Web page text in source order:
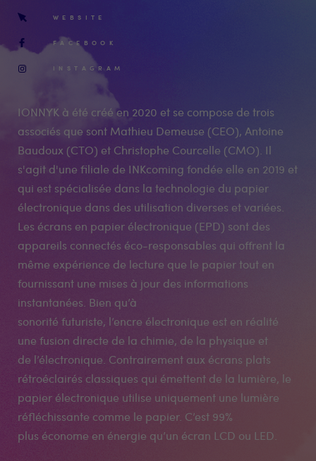
WEBSITE
FACEBOOK
INSTAGRAM
IONNYK à été créé en 2020 et se compose de trois
associés que sont Mathieu Demeuse (CEO), Antoine
Baudoux (CTO) et Christophe Courcelle (CMO). Il
s'agit d'une filiale de INKcoming fondée elle en 2019 et
qui est spécialisée dans la technologie du papier
électronique dans des utilisation diverses et variées.
Les écrans en papier électronique (EPD) sont des
appareils connectés éco-responsables qui offrent la
même expérience de lecture que le papier tout en
fournissant une mises à jour des informations
instantanées. Bien qu’à
sonorité futuriste, l’encre électronique est en réalité
une fusion directe de la chimie, de la physique et
de l’électronique. Contrairement aux écrans plats
rétroéclairés classiques qui émettent de la lumière, le
papier électronique utilise uniquement une lumière
réfléchissante comme le papier. C’est 99%
plus économe en énergie qu’un écran LCD ou LED.